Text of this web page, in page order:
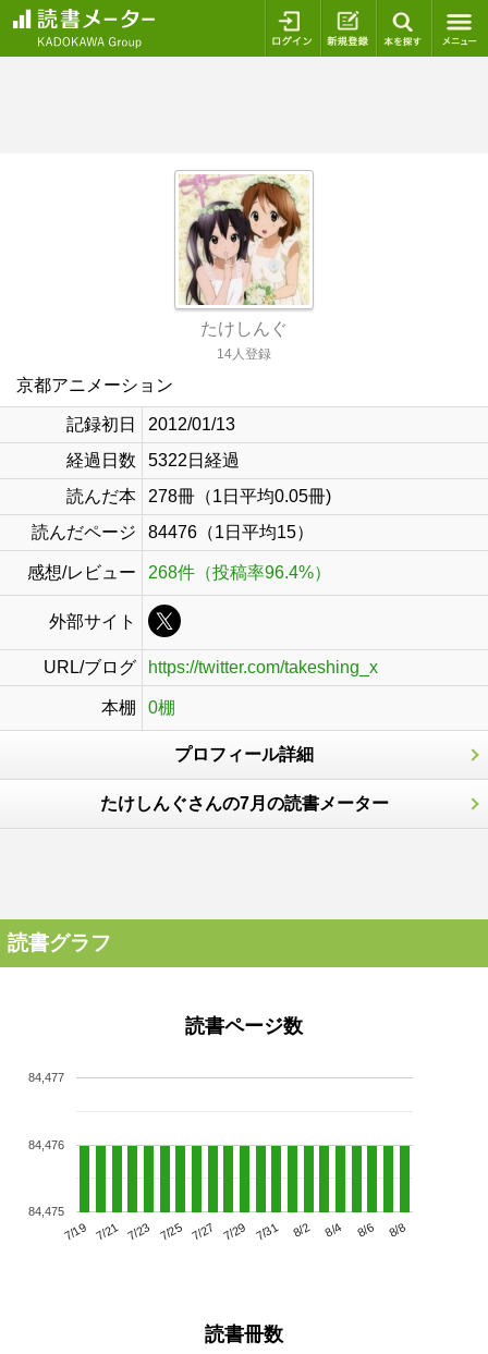
ログイン 新規登録
たけしんぐ
14人登録
京都アニメーション
記録初日
2012/01/13
経過日数
5322日経過
読んだ本
278冊（1日平均0.05冊)
読んだページ
84476（1日平均15）
感想/レビュー 268件（投稿率96.4%）
外部サイト
URL/ブログ https://twitter.com/takeshing_x
本棚 0棚
プロフィール詳細
たけしんぐさんの7月の読書メーター
読書グラフ
読書ページ数
7/19 7/21 7/23 7/25 7/27 7/29 7/31 8/2 8/4 8/6 8/8
84,475
84,476
84,477
読書冊数